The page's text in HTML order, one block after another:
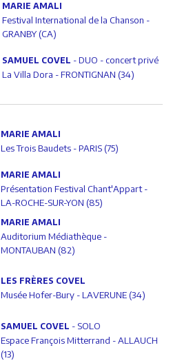
s
N
a
v
i
a
o
S
i
i
MARIE AMALI
Festival International de la Chanson -
GRANBY (CA)
SAMUEL COVEL - DUO - concert privé
La Villa Dora - FRONTIGNAN (34)
MARIE AMALI
Les Trois Baudets - PARIS (75)
MARIE AMALI
Présentation Festival Chant'Appart -
LA-ROCHE-SUR-YON (85)
MARIE AMALI
Auditorium Médiathèque -
MONTAUBAN (82)
LES FRÈRES COVEL
Musée Hofer-Bury - LAVERUNE (34)
SAMUEL COVEL - SOLO
Espace François Mitterrand - ALLAUCH
(13)